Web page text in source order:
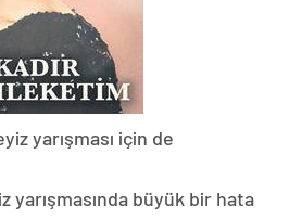
yarışması için de
yarışmasında büyük bir hata